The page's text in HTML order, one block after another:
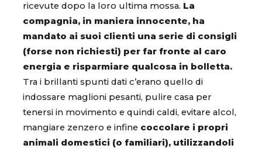
ricevute dopo la loro ultima mossa. La
compagnia, in maniera innocente, ha
mandato ai suoi clienti una serie di consigli
(forse non richiesti) per far fronte al caro
energia e risparmiare qualcosa in bolletta.
Tra i brillanti spunti dati c’erano quello di
indossare maglioni pesanti, pulire casa per
tenersi in movimento e quindi caldi, evitare alcol,
mangiare zenzero e infine coccolare i propri
animali domestici (o familiari), utilizzandoli